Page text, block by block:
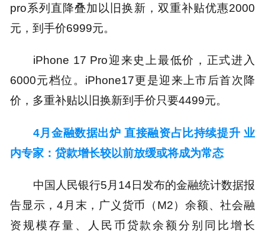
pro系列直降叠加以旧换新，双重补贴优惠2000
元，到手价6999元。
iPhone 17 Pro迎来史上最低价，正式进入
6000元档位。iPhone17更是迎来上市后首次降
价，多重补贴以旧换新到手价只要4499元。
4月金融数据出炉 直接融资占比持续提升 业
内专家：贷款增长较以前放缓或将成为常态
中国人民银行5月14日发布的金融统计数据报
告显示，4月末，广义货币（M2）余额、社会融
资规模存量、人民币贷款余额分别同比增长